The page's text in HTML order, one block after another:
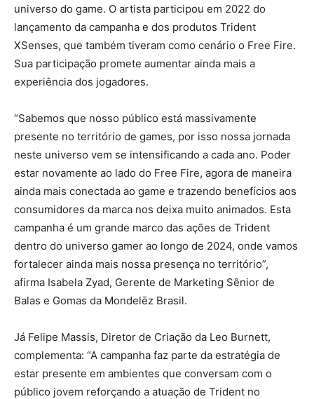
universo do game. O artista participou em 2022 do
lançamento da campanha e dos produtos Trident
XSenses, que também tiveram como cenário o Free Fire.
Sua participação promete aumentar ainda mais a
experiência dos jogadores.
“Sabemos que nosso público está massivamente
presente no território de games, por isso nossa jornada
neste universo vem se intensificando a cada ano. Poder
estar novamente ao lado do Free Fire, agora de maneira
ainda mais conectada ao game e trazendo benefícios aos
consumidores da marca nos deixa muito animados. Esta
campanha é um grande marco das ações de Trident
dentro do universo gamer ao longo de 2024, onde vamos
fortalecer ainda mais nossa presença no território”,
afirma Isabela Zyad, Gerente de Marketing Sênior de
Balas e Gomas da Mondelēz Brasil.
Já Felipe Massis, Diretor de Criação da Leo Burnett,
complementa: “A campanha faz parte da estratégia de
estar presente em ambientes que conversam com o
público jovem reforçando a atuação de Trident no